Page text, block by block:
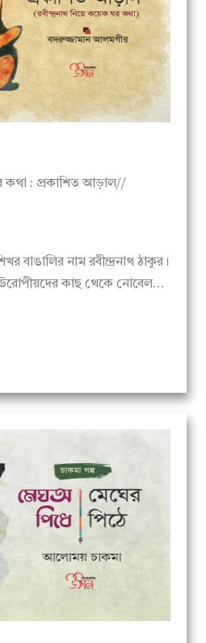
বাঙালির নাম রবীন্দ্রনাথ ঠাকুর।
কাছ থেকে নোবেল…